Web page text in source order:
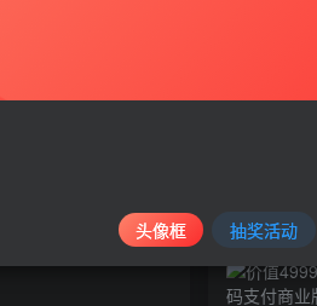
争议与本站无关。
软件等方式使用软
之后，情况属实的会
头像框 抽奖活动